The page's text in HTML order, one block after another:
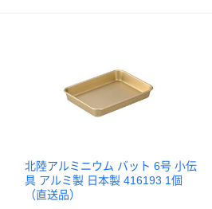
北陸アルミニウム バット 6号 小伝
具 アルミ製 日本製 416193 1個
（直送品）